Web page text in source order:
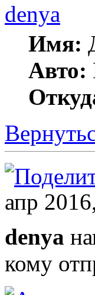
denya
Имя:
Авто:
апр
denya
кому